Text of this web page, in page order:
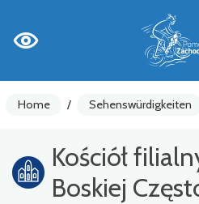
Home / Sehenswürdigkeiten
Kościół
Boskiej